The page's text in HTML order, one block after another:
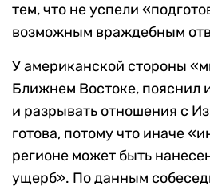
тем, что не успели
возможным враждебным
У американской стороны
Ближнем Востоке, пояснил
и разрывать отношения с
готова, потому что иначе
регионе может быть
ущерб». По данным